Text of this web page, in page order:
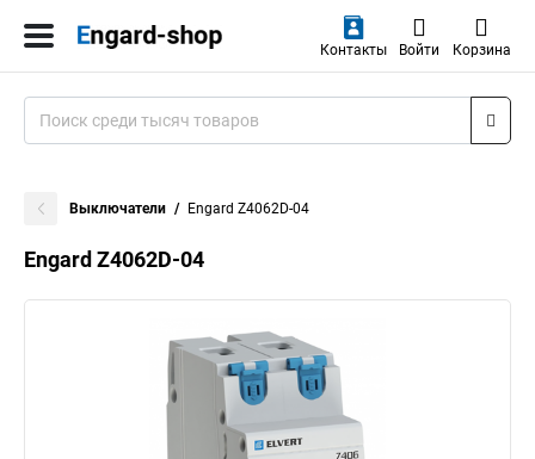
Контакты Войти Корзина
Выключатели Engard Z4062D-04
Engard Z4062D-04